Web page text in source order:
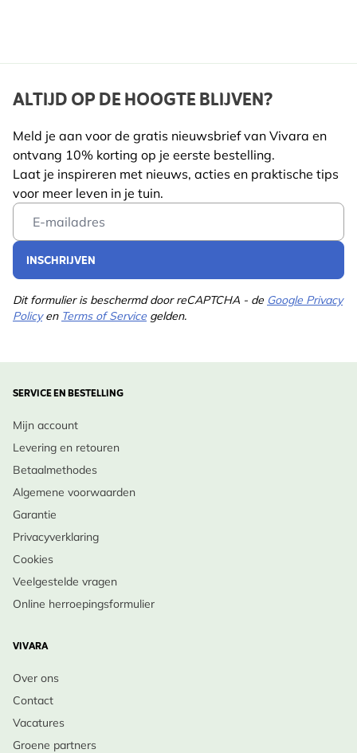
ALTIJD OP DE HOOGTE BLIJVEN?
Meld je aan voor de gratis nieuwsbrief van Vivara en
ontvang 10% korting op je eerste bestelling.
Laat je inspireren met nieuws, acties en praktische tips
voor meer leven in je tuin.
Email Address
INSCHRIJVEN
Dit formulier is beschermd door reCAPTCHA - de Google Privacy
Policyen Terms of Service gelden.
SERVICE EN BESTELLING
Mijn account
Levering en retouren
Betaalmethodes
Algemene voorwaarden
Garantie
Privacyverklaring
Cookies
Veelgestelde vragen
Online herroepingsformulier
VIVARA
Over ons
Contact
Vacatures
Groene partners